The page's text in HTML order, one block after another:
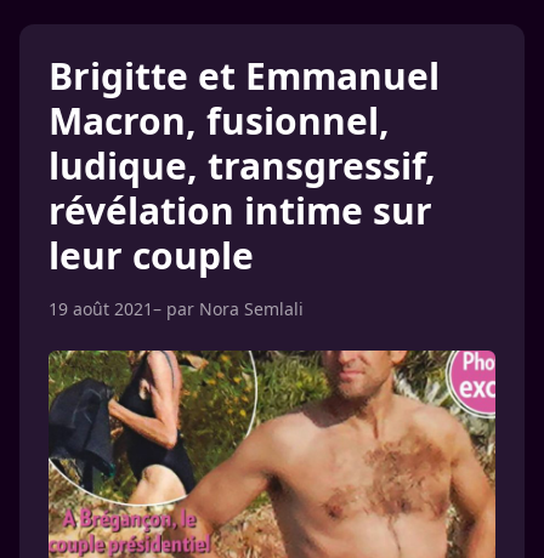
Brigitte et Emmanuel
Macron, fusionnel,
ludique, transgressif,
révélation intime sur
leur couple
19 août 2021– par Nora Semlali